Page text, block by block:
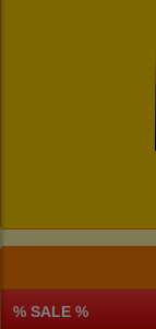
% SALE %